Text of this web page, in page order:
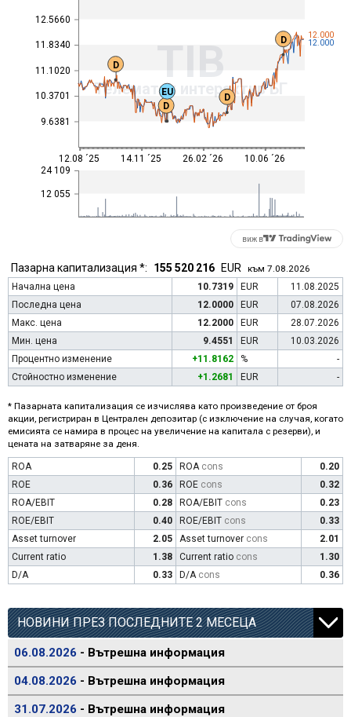
9.6381
10.3701
11.1020
11.8340
12.5660
TIB
Телематик интерактив БГ
12 055
24 109
12.000
12.000
12.08 ´25 14.11 ´25 26.02 ´26 10.06 ´26
D
D
EU
D
D
виж в
Пазарна капитализация *: 155 520 216 EUR към 7.08.2026
Начална цена
10.7319 EUR
11.08.2025
Последна цена
12.0000 EUR
07.08.2026
Макс. цена
12.2000 EUR
28.07.2026
Мин. цена
9.4551 EUR
10.03.2026
Процентно изменение
+11.8162 %
-
Стойностно изменение
+1.2681 EUR -
* Пазарната капитализация се изчислява като произведение от броя
акции, регистриран в Централен депозитар (с изключение на случая, когато
емисията се намира в процес на увеличение на капитала с резерви), и
цената на затваряне за деня.
ROA 0.25 ROA cons
0.20
ROE
0.36 ROE cons
0.32
ROA/EBIT
0.28 ROA/EBIT cons
0.23
ROE/EBIT
0.40 ROE/EBIT cons
0.33
Asset turnover
2.05 Asset turnover cons
2.01
Current ratio
1.38 Current ratio cons
1.30
D/A
0.33 D/A cons 0.36
НОВИНИ ПРЕЗ ПОСЛЕДНИТЕ 2 МЕСЕЦА
06.08.2026 - Вътрешна информация
04.08.2026 - Вътрешна информация
31.07.2026 - Вътрешна информация